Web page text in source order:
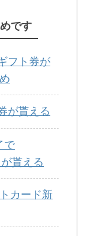
です
フト券が
が貰える
で
貰える
カード新